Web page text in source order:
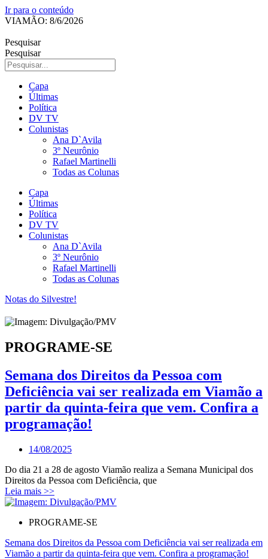
Ir para o conteúdo
VIAMÃO: 8/6/2026
Pesquisar
Pesquisar
Capa
Últimas
Política
DV TV
Colunistas
Ana D`Avila
3º Neurônio
Rafael Martinelli
Todas as Colunas
Capa
Últimas
Política
DV TV
Colunistas
Ana D`Avila
3º Neurônio
Rafael Martinelli
Todas as Colunas
Notas do Silvestre!
PROGRAME-SE
Semana dos Direitos da Pessoa com
Deficiência vai ser realizada em Viamão a
partir da quinta-feira que vem. Confira a
programação!
14/08/2025
Do dia 21 a 28 de agosto Viamão realiza a Semana Municipal dos
Direitos da Pessoa com Deficiência, que
Leia mais >>
PROGRAME-SE
Semana dos Direitos da Pessoa com Deficiência vai ser realizada em
Viamão a partir da quinta-feira que vem. Confira a programação!